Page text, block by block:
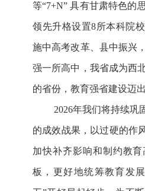
等“7+N” 具有甘肃特色的
领先升格设置8所本科院
施中高考改革、县中振兴
强一所高中，我省成为西
的省份，教育强省建设迈
2026年我们将持续巩
的成效战果，以过硬的作
加快补齐影响和制约教
板，更好地统筹教育发